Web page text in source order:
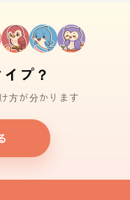
プ？
方が分かります